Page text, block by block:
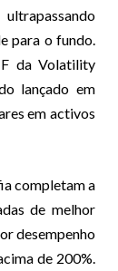
para o fundo.
da Volatility
lançado em
em activos
completam a
de melhor
desempenho
de 200%.